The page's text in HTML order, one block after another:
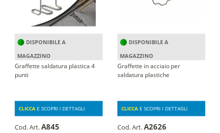
DISPONIBILE A
MAGAZZINO
Graffette saldatura plastica 4
punti
CLICCA E SCOPRI I DETTAGLI
Cod. Art.A845
DISPONIBILE A
MAGAZZINO
Graffette in acciaio per
saldatura plastiche
CLICCA E SCOPRI I DETTAGLI
Cod. Art.A2626